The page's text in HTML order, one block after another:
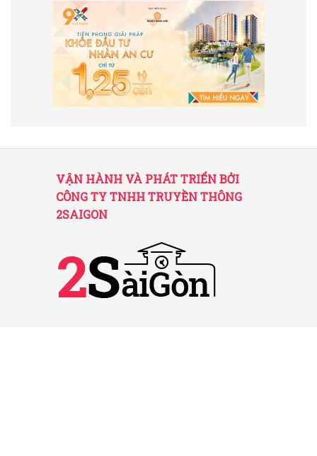
VẬN HÀNH VÀ PHÁT TRIỂN BỞI
CÔNG TY TNHH TRUYỀN THÔNG
2SAIGON